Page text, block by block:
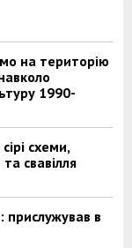
на територію
1990-
схеми,
свавілля
прислужував в